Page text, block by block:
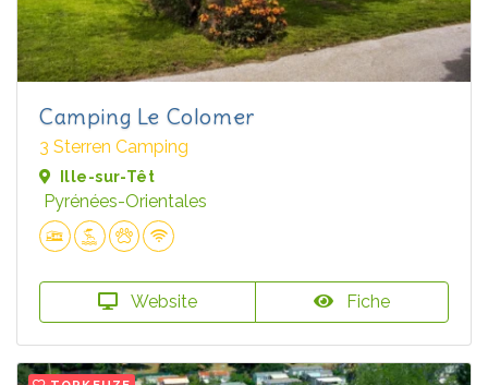
Camping Le Colomer
3 Sterren Camping
Ille-sur-Têt
Pyrénées-Orientales
Website Fiche